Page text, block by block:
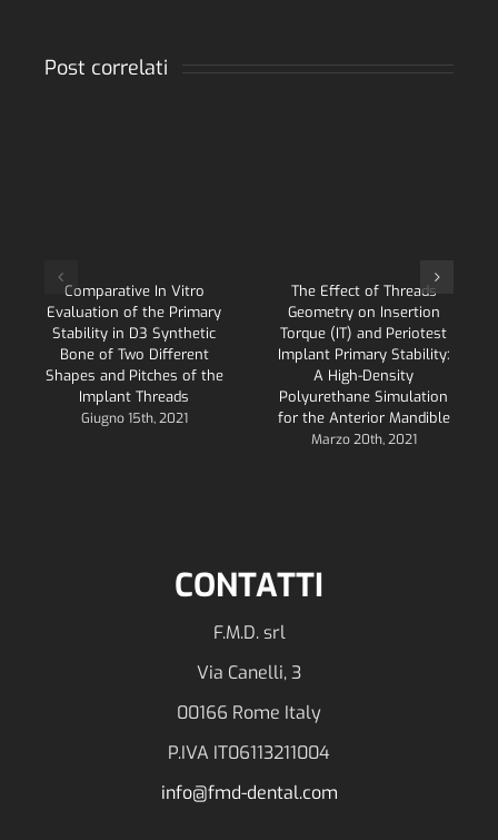
Post correlati
Comparative In Vitro
Evaluation of the Primary
Stability in D3 Synthetic
Bone of Two Different
Shapes and Pitches of the
Implant Threads
Giugno 15th, 2021
The Effect of Threads
Geometry on Insertion
Torque (IT) and Periotest
Implant Primary Stability:
A High-Density
Polyurethane Simulation
for the Anterior Mandible
Marzo 20th, 2021
CONTATTI
F.M.D. srl
Via Canelli, 3
00166 Rome Italy
P.IVA IT06113211004
info@fmd-dental.com